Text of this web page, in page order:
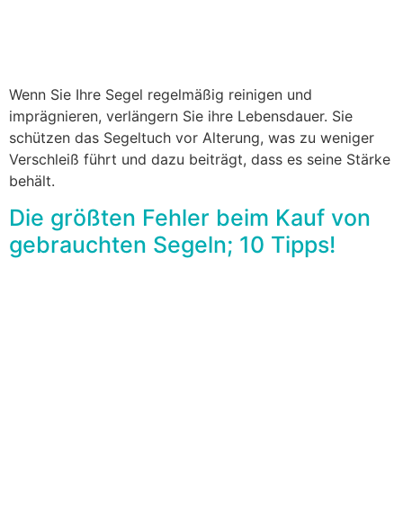
Wenn Sie Ihre Segel regelmäßig reinigen und
imprägnieren, verlängern Sie ihre Lebensdauer. Sie
schützen das Segeltuch vor Alterung, was zu weniger
Verschleiß führt und dazu beiträgt, dass es seine Stärke
behält.
Die größten Fehler beim Kauf von
gebrauchten Segeln; 10 Tipps!